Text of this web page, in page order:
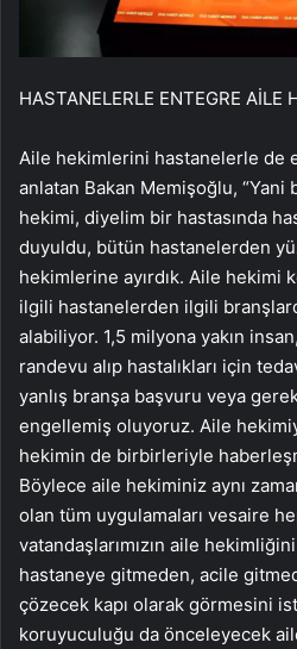
HASTANELERLE ENTEGRE AİLE
Aile hekimlerini hastanelerle de
anlatan Bakan Memişoğlu,
hekimi, diyelim bir hastasında
duyuldu, bütün hastanelerden
hekimlerine ayırdık. Aile hekimi
ilgili hastanelerden ilgili
alabiliyor. 1,5 milyona yakın
randevu alıp hastalıkları için
yanlış branşa başvuru veya
engellemiş oluyoruz. Aile
hekimin de birbirleriyle
Böylece aile hekiminiz aynı
olan tüm uygulamaları vesaire
vatandaşlarımızın aile
hastaneye gitmeden, acile
çözecek kapı olarak görmesini
koruyuculuğu da önceleyecek